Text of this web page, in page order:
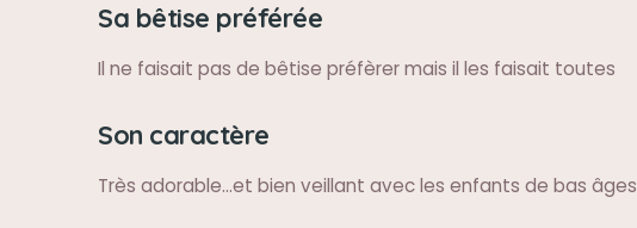
Sa bêtise préférée
Il ne faisait pas de bêtise préfèrer mais il les faisait toutes
Son caractère
Très adorable...et bien veillant avec les enfants de bas âges